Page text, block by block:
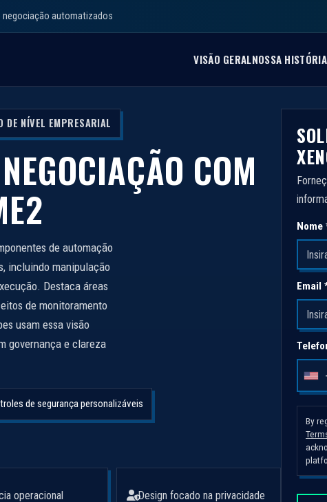
negociação automatizados
VISÃO GERALNOSSA HISTÓRIA
DE NÍVEL EMPRESARIAL
COM
de automação
incluindo manipulação
Destaca áreas
de monitoramento
usam essa visão
governança e clareza
de segurança personalizáveis
operacional Design focado na privacidade
Nome
Email
U
i
t
e
d
S
By